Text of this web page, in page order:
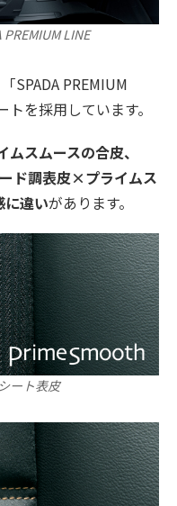
PREMIUM LINE
SPADA PREMIUM
を採用しています。
スムースの合皮、
ド調表皮×プライムス
に違いがあります。
ート表皮